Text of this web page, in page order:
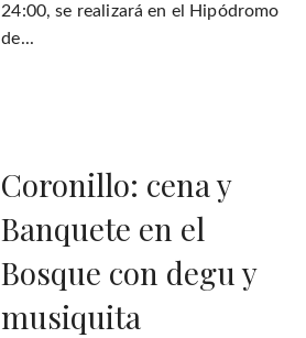
24:00, se realizará en el Hipódromo
de...
Coronillo: cena y
Banquete en el
Bosque con degu y
musiquita